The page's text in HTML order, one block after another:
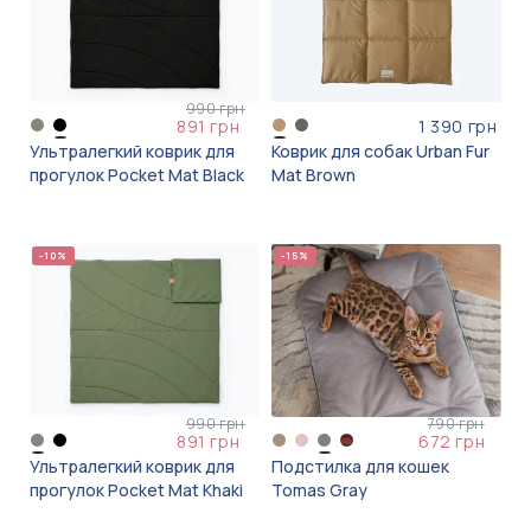
990 грн
891 грн
Ультралегкий коврик для
прогулок Pocket Mat Black
1 390 грн
Коврик для собак Urban Fur
Mat Brown
-10%
990 грн
891 грн
Ультралегкий коврик для
прогулок Pocket Mat Khaki
-15%
790 грн
672 грн
Подстилка для кошек
Tomas Gray